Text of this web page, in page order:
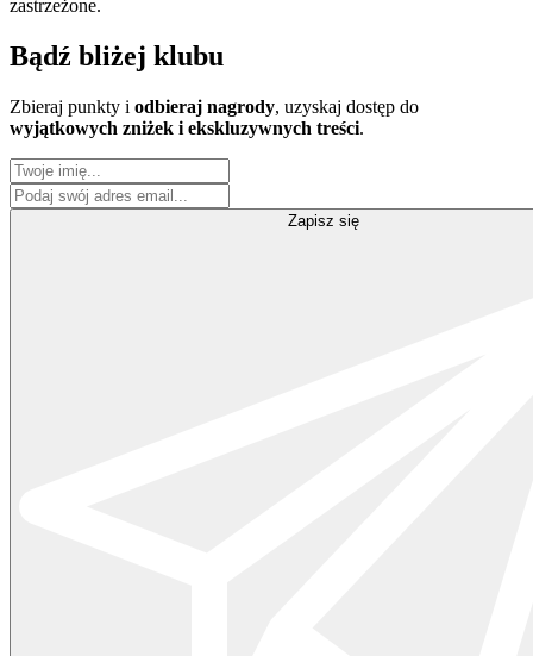
zastrzeżone.
Bądź bliżej klubu
Zbieraj punkty i odbieraj nagrody, uzyskaj dostęp do
wyjątkowych zniżek i ekskluzywnych treści.
Zapisz się